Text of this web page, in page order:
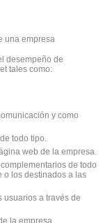
una empresa
desempeño de
tales como:
y como
todo tipo.
web de la empresa.
de todo
o los destinados a las
usuarios a través de
la empresa.